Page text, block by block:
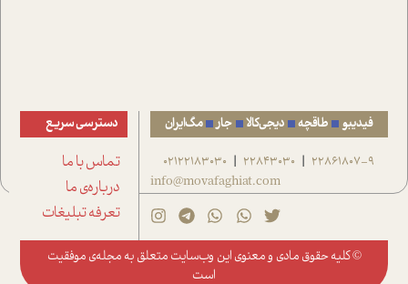
فیدیبو طاقچه دیجی‌کالا جار مگ‌ایران
22861807-9
|
22843030
|
02122183030
info@movafaghiat.com
دسترسی سریع
تماس با ما
درباره‌ی ما
تعرفه تبلیغات
© کلیه حقوق مادی و معنوی این وب‌سایت متعلق به مجله‌ی موفقیت
است